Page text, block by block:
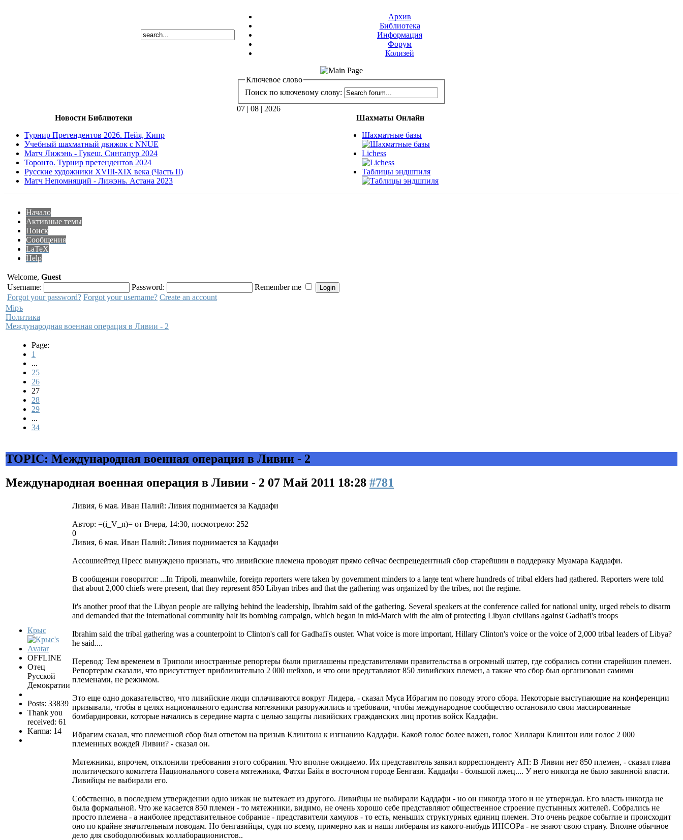
Архив
Библиотека
Информация
Форум
Колизей
Ключевое слово
Поиск по ключевому слову:
07 | 08 | 2026
Новости Библиотеки
Турнир Претендентов 2026. Пейя, Кипр
Учебный шахматный движок с NNUE
Матч Лижэнь - Гукеш. Сингапур 2024
Торонто. Турнир претендентов 2024
Русские художники XVIII-XIX века (Часть II)
Матч Непомнящий - Лижэнь. Астана 2023
Шахматы Онлайн
Шахматные базы
Lichess
Таблицы эндшпиля
Начало
Активные темы
Поиск
Сообщения
LaTeX
Help
Welcome, Guest
Username:
Password:
Remember me
Forgot your password? Forgot your username? Create an account
Мiръ
Политика
Международная военная операция в Ливии - 2
Page:
1
...
25
26
27
28
29
...
34
TOPIC: Международная военная операция в Ливии - 2
Международная военная операция в Ливии - 2 07 Май 2011 18:28 #781
Крыс
OFFLINE
Отец
Русской
Демократии
Posts: 33839
Thank you
received: 61
Karma: 14
Ливия, 6 мая. Иван Палий: Ливия поднимается за Каддафи
Автор: =(i_V_n)= от Вчера, 14:30, посмотрело: 252
0
Ливия, 6 мая. Иван Палий: Ливия поднимается за Каддафи
Ассошиейтед Пресс вынуждено признать, что ливийские племена проводят прямо сейчас беспрецедентный сбор старейшин в поддержку Муамара Каддафи.
В сообщении говорится: ...In Tripoli, meanwhile, foreign reporters were taken by government minders to a large tent where hundreds of tribal elders had gathered. Reporters were told
that about 2,000 chiefs were present, that they represent 850 Libyan tribes and that the gathering was organized by the tribes, not the regime.
It's another proof that the Libyan people are rallying behind the leadership, Ibrahim said of the gathering. Several speakers at the conference called for national unity, urged rebels to disarm
and demanded that the international community halt its bombing campaign, which began in mid-March with the aim of protecting Libyan civilians against Gadhafi's troops
Ibrahim said the tribal gathering was a counterpoint to Clinton's call for Gadhafi's ouster. What voice is more important, Hillary Clinton's voice or the voice of 2,000 tribal leaders of Libya?
he said....
Перевод: Тем временем в Триполи иностранные репортеры были приглашены представителями правительства в огромный шатер, где собрались сотни старейшин племен.
Репортерам сказали, что присутствует приблизительно 2 000 шейхов, и что они представляют 850 ливийских племен, а также что сбор был организован самими
племенами, не режимом.
Это еще одно доказательство, что ливийские люди сплачиваются вокруг Лидера, - сказал Муса Ибрагим по поводу этого сбора. Некоторые выступающие на конференции
призывали, чтобы в целях национального единства мятежники разоружились и требовали, чтобы международное сообщество остановило свои массированные
бомбардировки, которые начались в середине марта с целью защиты ливийских гражданских лиц против войск Каддафи.
Ибрагим сказал, что племенной сбор был ответом на призыв Клинтона к изгнанию Каддафи. Какой голос более важен, голос Хиллари Клинтон или голос 2 000
племенных вождей Ливии? - сказал он.
Мятежники, впрочем, отклонили требования этого собрания. Что вполне ожидаемо. Их представитель заявил корреспонденту АП: В Ливии нет 850 племен, - сказал глава
политического комитета Национального совета мятежника, Фатхи Байя в восточном городе Бенгази. Каддафи - большой лжец.... У него никогда не было законной власти.
Ливийцы не выбирали его.
Собственно, в последнем утверждении одно никак не вытекает из другого. Ливийцы не выбирали Каддафи - но он никогда этого и не утверждал. Его власть никогда не
была формальной. Что же касается 850 племен - то мятежники, видимо, не очень хорошо себе представляют общественное строение пустынных жителей. Собрались не
просто племена - а наиболее представительное собрание - представители хамулов - то есть, меньших структурных единиц племен. Это очень редкое событие и происходит
оно по крайне значительным поводам. Но бенгазийцы, судя по всему, примерно как и наши либералы из какого-нибудь ИНСОРа - не знают свою страну. Вполне обычное
дело для свободолюбивых коллаборационистов..